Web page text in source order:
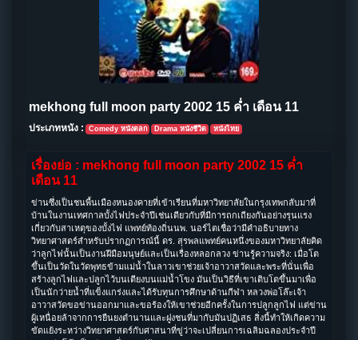
mekhong full moon party 2002 15 ค่ำ เดือน 11
ประเภทหนัง : Comedy หนังตลก Drama หนังชีวิต หนังไทย
เรื่องย่อ : mekhong full moon party 2002 15 ค่ำ
เดือน 11
ข่านซึ่งเป็นชนพื้นเมืองหนองคายที่เข้าเรียนที่มหาวิทยาลัยในกรุงเทพกลับมาที่
บ้านในงานเทศกาลบั้งไฟประจำปีเช่นเดียวกับที่มีการถกเถียงกันอย่างรุนแรง
เกี่ยวกับสาเหตุของบั้งไฟ แพทย์ท้องถิ่นนพ. นอร์ไตเชื่อว่ามีคำอธิบายทาง
วิทยาศาสตร์สำหรับปรากฏการณ์นี้ ดร. สุรพลแพทย์คนหนึ่งของมหาวิทยาลัยคิด
ว่าลูกไฟนั้นเป็นงานฝีมือมนุษย์และเป็นเรื่องหลอกลวง ข่านรู้ความจริง: เมื่อโต
ขึ้นเป็นวัดในวัดพุทธข้ามแม่น้ำในลาวเขาช่วยเจ้าอาวาสวัดและพระที่นั่นเพื่อ
สร้างลูกไฟและปลูกไว้บนเตียงบนแม่น้ำโขง มันเป็นวิธีที่เขาเติบโตขึ้นมาเพื่อ
เป็นนักว่ายน้ำที่แข็งแกร่งและได้รับทุนการศึกษาด้านกีฬา หลวงพ่อโล๊ะเจ้า
อาวาสวัดขอข่านออกมาและขอร้องให้เขาช่วยอีกครั้งในการปลูกลูกไฟ แต่ข่าน
ผู้เหนื่อยล้าจากการยืนยงตำนานและฝูงชนที่มากับมันปฏิเสธ สิ่งนี้ทำให้เกิดความ
ขัดแย้งระหว่างวิทยาศาสตร์กับศาสนาที่ขู่ว่าจะเปลี่ยนการเฉลิมฉลองประจำปี